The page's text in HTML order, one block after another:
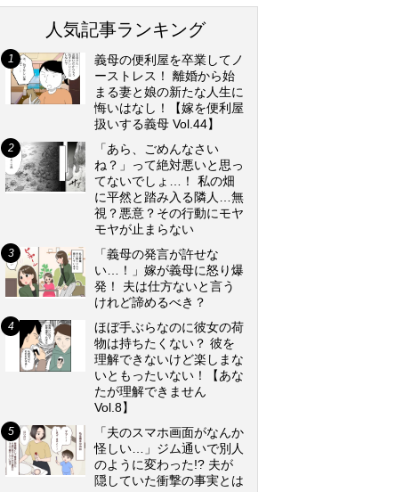
人気記事ランキング
義母の便利屋を卒業してノ
ーストレス！ 離婚から始
まる妻と娘の新たな人生に
悔いはなし！【嫁を便利屋
扱いする義母 Vol.44】
「あら、ごめんなさい
ね？」って絶対悪いと思っ
てないでしょ…！ 私の畑
に平然と踏み入る隣人…無
視？悪意？その行動にモヤ
モヤが止まらない
「義母の発言が許せな
い…！」嫁が義母に怒り爆
発！ 夫は仕方ないと言う
けれど諦めるべき？
ほぼ手ぶらなのに彼女の荷
物は持ちたくない？ 彼を
理解できないけど楽しまな
いともったいない！【あな
たが理解できません
Vol.8】
「夫のスマホ画面がなんか
怪しい…」ジム通いで別人
のように変わった!? 夫が
隠していた衝撃の事実とは